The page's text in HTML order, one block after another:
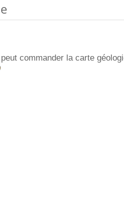
commander la carte